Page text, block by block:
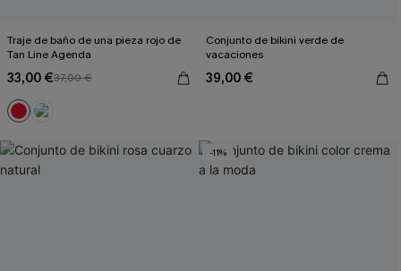
Traje de baño de una pieza rojo de
Tan Line Agenda
33,00 €37,00 €
Conjunto de bikini verde de
vacaciones
39,00 €
-11%